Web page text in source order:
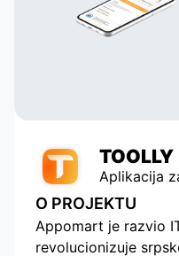
TOOLLY
Aplikacija
O PROJEKTU
Appomart je razvio
revolucionizuje